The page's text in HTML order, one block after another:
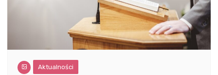
Aktualności